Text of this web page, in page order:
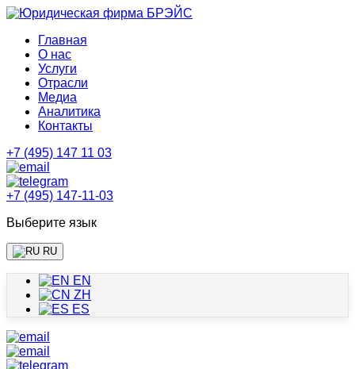
Главная
О нас
Услуги
Отрасли
Медиа
Аналитика
Контакты
+7 (495) 147 11 03
+7 (495) 147-11-03
Выберите язык
RU
EN
ZH
ES